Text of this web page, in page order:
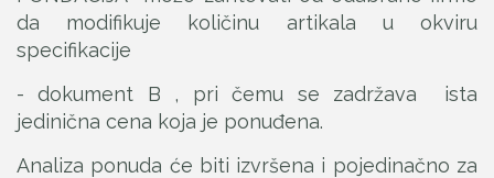
da modifikuje količinu artikala u okviru
specifikacije
- dokument B , pri čemu se zadržava ista
jedinična cena koja je ponuđena.
Analiza ponuda će biti izvršena i pojedinačno za